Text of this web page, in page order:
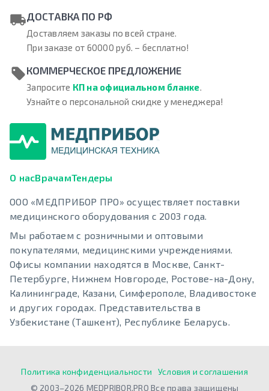
ДОСТАВКА ПО РФ
Доставляем заказы по всей стране.
При заказе от 60000 руб. – бесплатно!
КОММЕРЧЕСКОЕ ПРЕДЛОЖЕНИЕ
Запросите КП на официальном бланке.
Узнайте о персональной скидке у менеджера!
О насВрачамТендеры
ООО «МЕДПРИБОР ПРО» осуществляет поставки
медицинского оборудования с 2003 года.
Мы работаем с розничными и оптовыми
покупателями, медицинскими учреждениями.
Офисы компании находятся в Москве, Санкт-
Петербурге, Нижнем Новгороде, Ростове-на-Дону,
Калининграде, Казани, Симферополе, Владивостоке
и других городах. Представительства в
Узбекистане (Ташкент), Республике Беларусь.
Политика конфиденциальности
Условия и соглашения
© 2003–2026 MEDPRIBOR.PRO Все права защищены